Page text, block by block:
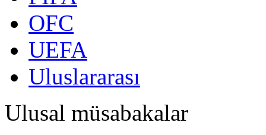
OFC
UEFA
Uluslararası
Ulusal müsabakalar